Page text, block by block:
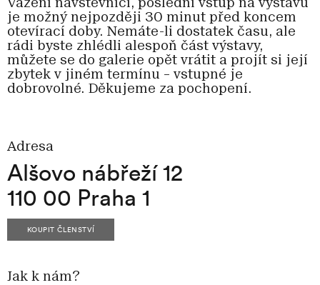
je možný nejpozději 30 minut před koncem
otevírací doby. Nemáte-li dostatek času, ale
rádi byste zhlédli alespoň část výstavy,
můžete se do galerie opět vrátit a projít si její
zbytek v jiném termínu – vstupné je
dobrovolné. Děkujeme za pochopení.
Adresa
Alšovo nábřeží 12
110 00 Praha 1
KOUPIT ČLENSTVÍ
Jak k nám?